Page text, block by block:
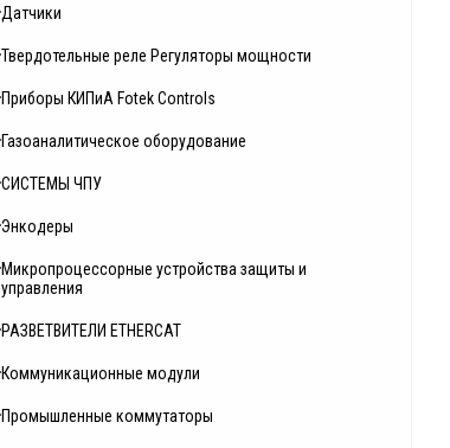
Датчики
Твердотельные реле Регуляторы мощности
Приборы КИПиА Fotek Controls
Газоаналитическое оборудование
СИСТЕМЫ ЧПУ
Энкодеры
Микропроцессорные устройства защиты и
управления
РАЗВЕТВИТЕЛИ ETHERCAT
Коммуникационные модули
Промышленные коммутаторы